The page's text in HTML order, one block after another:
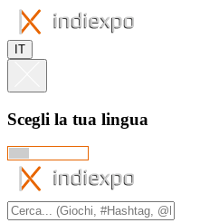
IT
Scegli la tua lingua